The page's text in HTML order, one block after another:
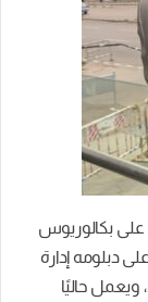
عام ١٩٨٧ حاصل على بكالوريوس
عام ٢٠٠٧، وحاصل على دبلومه إدارة
البريطانية عام ٢٠٢٠، ويعمل حاليًا